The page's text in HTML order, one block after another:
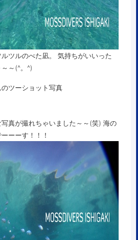
ツルのべた凪。 気持ちがいいった
～(^。^)
ツーショット写真
真が撮れちゃいました～～(笑) 海の
ーーす！！！